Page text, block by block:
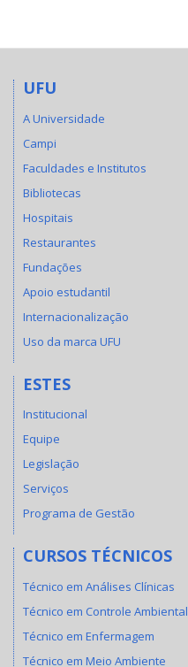
UFU
A Universidade
Campi
Faculdades e Institutos
Bibliotecas
Hospitais
Restaurantes
Fundações
Apoio estudantil
Internacionalização
Uso da marca UFU
ESTES
Institucional
Equipe
Legislação
Serviços
Programa de Gestão
CURSOS TÉCNICOS
Técnico em Análises Clínicas
Técnico em Controle Ambiental
Técnico em Enfermagem
Técnico em Meio Ambiente